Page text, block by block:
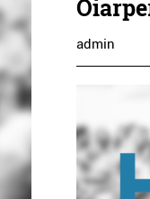
admin